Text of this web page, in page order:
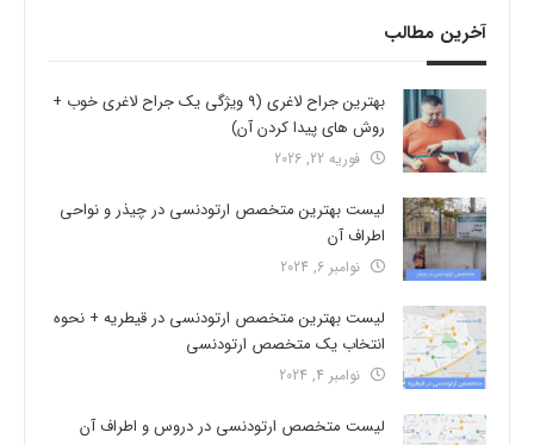
آخرین مطالب
بهترین جراح لاغری (9 ویژگی یک جراح لاغری خوب +
روش های پیدا کردن آن)
فوریه 22, 2026
لیست بهترین متخصص ارتودنسی در چیذر و نواحی
اطراف آن
نوامبر 6, 2024
لیست بهترین متخصص ارتودنسی در قیطریه + نحوه
انتخاب یک متخصص ارتودنسی
نوامبر 4, 2024
لیست متخصص ارتودنسی در دروس و اطراف آن